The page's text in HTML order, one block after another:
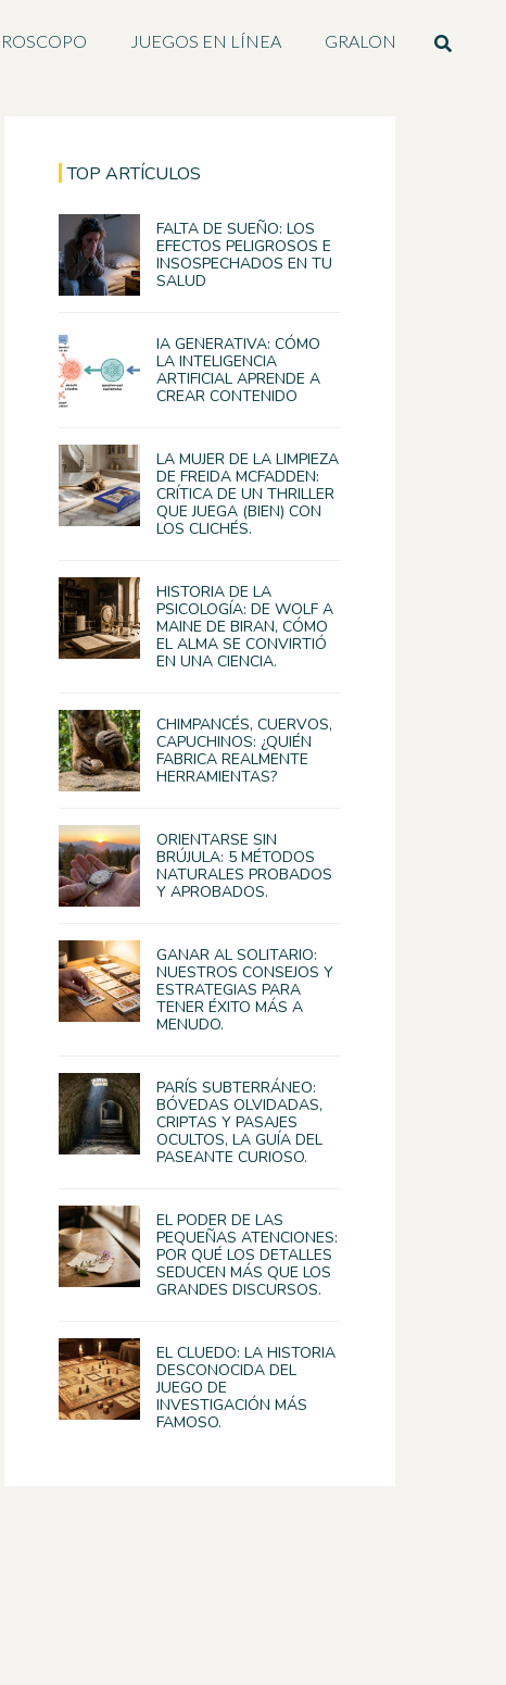
JUEGOS EN LÍNEA GRALON
TOP ARTÍCULOS
FALTA DE SUEÑO: LOS
EFECTOS PELIGROSOS E
INSOSPECHADOS EN TU
SALUD
IA GENERATIVA: CÓMO
LA INTELIGENCIA
ARTIFICIAL APRENDE A
CREAR CONTENIDO
LA MUJER DE LA LIMPIEZA
DE FREIDA MCFADDEN:
CRÍTICA DE UN THRILLER
QUE JUEGA (BIEN) CON
LOS CLICHÉS.
HISTORIA DE LA
PSICOLOGÍA: DE WOLF A
MAINE DE BIRAN, CÓMO
EL ALMA SE CONVIRTIÓ
EN UNA CIENCIA.
CHIMPANCÉS, CUERVOS,
CAPUCHINOS: ¿QUIÉN
FABRICA REALMENTE
HERRAMIENTAS?
ORIENTARSE SIN
BRÚJULA: 5 MÉTODOS
NATURALES PROBADOS
Y APROBADOS.
GANAR AL SOLITARIO:
NUESTROS CONSEJOS Y
ESTRATEGIAS PARA
TENER ÉXITO MÁS A
MENUDO.
PARÍS SUBTERRÁNEO:
BÓVEDAS OLVIDADAS,
CRIPTAS Y PASAJES
OCULTOS, LA GUÍA DEL
PASEANTE CURIOSO.
EL PODER DE LAS
PEQUEÑAS ATENCIONES:
POR QUÉ LOS DETALLES
SEDUCEN MÁS QUE LOS
GRANDES DISCURSOS.
EL CLUEDO: LA HISTORIA
DESCONOCIDA DEL
JUEGO DE
INVESTIGACIÓN MÁS
FAMOSO.